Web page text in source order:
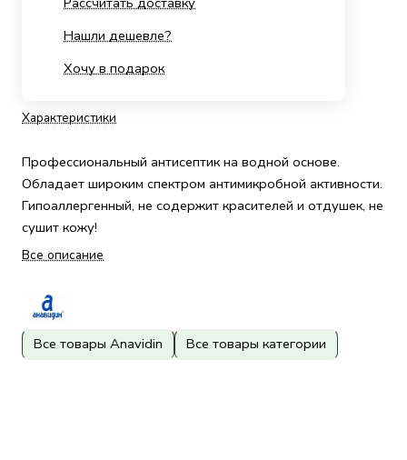
Характеристики
Профессиональный антисептик на водной основе.
Обладает широким спектром антимикробной активности.
Гипоаллергенный, не содержит красителей и отдушек, не
сушит кожу!
Все описание
Все товары Anavidin Все товары категории
Нашли дешевле?
Хочу в подарок